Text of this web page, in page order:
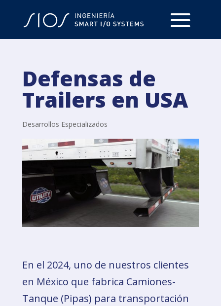
Defensas de
Trailers en USA
Desarrollos Especializados
En el 2024, uno de nuestros clientes
en México que fabrica Camiones-
Tanque (Pipas) para transportación